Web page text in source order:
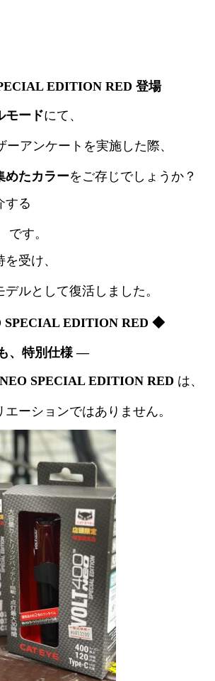
EDITION RED 登場
モードにて、
ーアンケートを実施した際、
めたカラーをご存じでしょうか？
する
です。
受け、
ルとして復活しました。
SPECIAL EDITION RED ◆
、特別仕様 ―
SPECIAL EDITION RED は、
ーションではありません。